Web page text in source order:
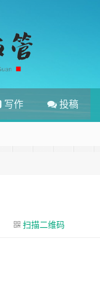
写作 投稿
扫描二维码